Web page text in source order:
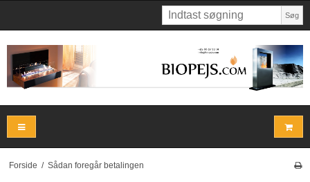
Søg
Forside / Sådan foregår betalingen